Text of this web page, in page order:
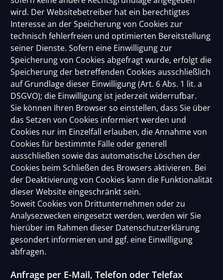
wird. Der Websitebetreiber hat ein berechtigtes
Interesse an der Speicherung von Cookies zur
technisch fehlerfreien und optimierten Bereitstellung
seiner Dienste. Sofern eine Einwilligung zur
Speicherung von Cookies abgefragt wurde, erfolgt die
Speicherung der betreffenden Cookies ausschließlich
auf Grundlage dieser Einwilligung (Art. 6 Abs. 1 lit. a
DSGVO); die Einwilligung ist jederzeit widerrufbar.
Sie können Ihren Browser so einstellen, dass Sie über
das Setzen von Cookies informiert werden und
Cookies nur im Einzelfall erlauben, die Annahme von
Cookies für bestimmte Fälle oder generell
ausschließen sowie das automatische Löschen der
Cookies beim Schließen des Browsers aktivieren. Bei
der Deaktivierung von Cookies kann die Funktionalität
dieser Website eingeschränkt sein.
Soweit Cookies von Drittunternehmen oder zu
Analysezwecken eingesetzt werden, werden wir Sie
hierüber im Rahmen dieser Datenschutzerklärung
gesondert informieren und ggf. eine Einwilligung
abfragen.
Anfrage per E-Mail, Telefon oder Telefax